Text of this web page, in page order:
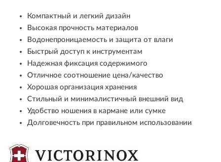
Компактный и легкий дизайн
Высокая прочность материалов
Водонепроницаемость и защита от влаги
Быстрый доступ к инструментам
Надежная фиксация содержимого
Отличное соотношение цена/качество
Хорошая организация хранения
Стильный и минималистичный внешний вид
Удобство ношения в кармане или сумке
Долговечность при правильном использовании